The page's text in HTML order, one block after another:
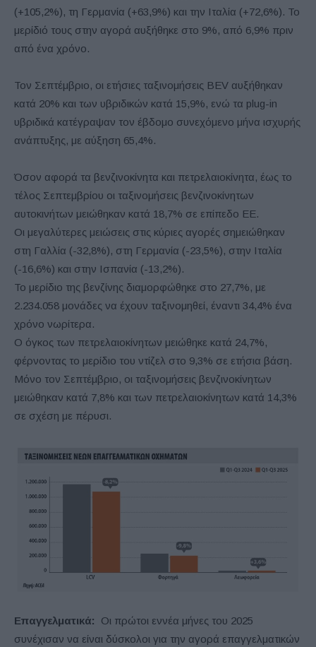
(+105,2%), τη Γερμανία (+63,9%) και την Ιταλία (+72,6%). Το
μερίδιό τους στην αγορά αυξήθηκε στο 9%, από 6,9% πριν
από ένα χρόνο.
Τον Σεπτέμβριο, οι ετήσιες ταξινομήσεις BEV αυξήθηκαν
κατά 20% και των υβριδικών κατά 15,9%, ενώ τα plug-in
υβριδικά κατέγραψαν τον έβδομο συνεχόμενο μήνα ισχυρής
ανάπτυξης, με αύξηση 65,4%.
Όσον αφορά τα βενζινοκίνητα και πετρελαιοκίνητα, έως το
τέλος Σεπτεμβρίου οι ταξινομήσεις βενζινοκίνητων
αυτοκινήτων μειώθηκαν κατά 18,7% σε επίπεδο ΕΕ.
Οι μεγαλύτερες μειώσεις στις κύριες αγορές σημειώθηκαν
στη Γαλλία (-32,8%), στη Γερμανία (-23,5%), στην Ιταλία
(-16,6%) και στην Ισπανία (-13,2%).
Το μερίδιο της βενζίνης διαμορφώθηκε στο 27,7%, με
2.234.058 μονάδες να έχουν ταξινομηθεί, έναντι 34,4% ένα
χρόνο νωρίτερα.
Ο όγκος των πετρελαιοκίνητων μειώθηκε κατά 24,7%,
φέρνοντας το μερίδιο του ντίζελ στο 9,3% σε ετήσια βάση.
Μόνο τον Σεπτέμβριο, οι ταξινομήσεις βενζινοκίνητων
μειώθηκαν κατά 7,8% και των πετρελαιοκίνητων κατά 14,3%
σε σχέση με πέρυσι.
Επαγγελματικά: Οι πρώτοι εννέα μήνες του 2025
συνέχισαν να είναι δύσκολοι για την αγορά επαγγελματικών